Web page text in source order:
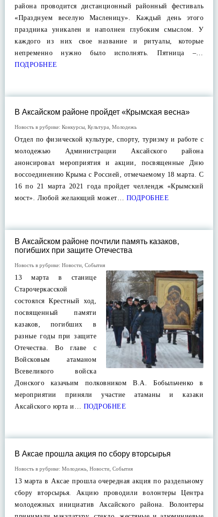
района проводится дистанционный районный фестиваль
«Празднуем веселую Масленицу». Каждый день этого
праздника уникален и наполнен глубоким смыслом. У
каждого из них свое название и ритуалы, которые
непременно нужно было исполнять. Пятница –…
ПОДРОБНЕЕ
В Аксайском районе пройдет «Крымская весна»
Новость в рубрике: Конкурсы Культура Молодежь
Отдел по физической культуре, спорту, туризму и работе с
молодежью Администрации Аксайского района
анонсировал мероприятия и акции, посвященные Дню
воссоединению Крыма с Россией, отмечаемому 18 марта. С
16 по 21 марта 2021 года пройдет челлендж «Крымский
мост». Любой желающий может… ПОДРОБНЕЕ
В Аксайском районе почтили память казаков,
погибших при защите Отечества
Новость в рубрике: Новости События
13 марта в станице
Старочеркасской
состоялся Крестный ход,
посвященный памяти
казаков, погибших в
разные годы при защите
Отечества. Во главе с
Войсковым атаманом
Всевеликого войска
Донского казачьим полковником В.А. Бобыльченко в
мероприятии приняли участие атаманы и казаки
Аксайского юрта и… ПОДРОБНЕЕ
В Аксае прошла акция по сбору вторсырья
Новость в рубрике: Молодежь Новости События
13 марта в Аксае прошла очередная акция по раздельному
сбору вторсырья. Акцию проводили волонтеры Центра
молодежных инициатив Аксайского района. Волонтеры